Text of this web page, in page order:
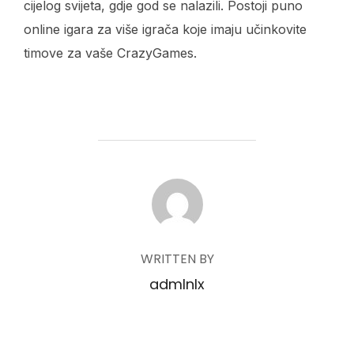
cijelog svijeta, gdje god se nalazili. Postoji puno
online igara za više igrača koje imaju učinkovite
timove za vaše CrazyGames.
POST AUTHOR
WRITTEN BY
admlnlx